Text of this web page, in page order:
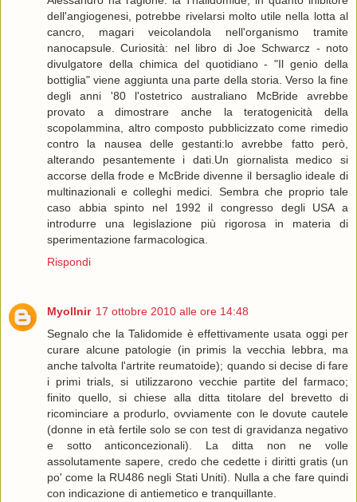
dell'angiogenesi, potrebbe rivelarsi molto utile nella lotta al
cancro, magari veicolandola nell'organismo tramite
nanocapsule. Curiosità: nel libro di Joe Schwarcz - noto
divulgatore della chimica del quotidiano - "Il genio della
bottiglia" viene aggiunta una parte della storia. Verso la fine
degli anni '80 l'ostetrico australiano McBride avrebbe
provato a dimostrare anche la teratogenicità della
scopolammina, altro composto pubblicizzato come rimedio
contro la nausea delle gestanti:lo avrebbe fatto però,
alterando pesantemente i dati.Un giornalista medico si
accorse della frode e McBride divenne il bersaglio ideale di
multinazionali e colleghi medici. Sembra che proprio tale
caso abbia spinto nel 1992 il congresso degli USA a
introdurre una legislazione più rigorosa in materia di
sperimentazione farmacologica.
Rispondi
Myollnir 17 ottobre 2010 alle ore 14:48
Segnalo che la Talidomide è effettivamente usata oggi per
curare alcune patologie (in primis la vecchia lebbra, ma
anche talvolta l'artrite reumatoide); quando si decise di fare
i primi trials, si utilizzarono vecchie partite del farmaco;
finito quello, si chiese alla ditta titolare del brevetto di
ricominciare a produrlo, ovviamente con le dovute cautele
(donne in età fertile solo se con test di gravidanza negativo
e sotto anticoncezionali). La ditta non ne volle
assolutamente sapere, credo che cedette i diritti gratis (un
po' come la RU486 negli Stati Uniti). Nulla a che fare quindi
con indicazione di antiemetico e tranquillante.